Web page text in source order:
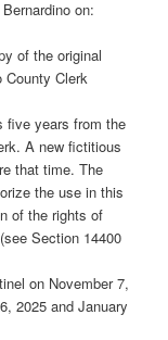
on:
of the original
Clerk
five years from the
A new fictitious
that time. The
the use in this
of the rights of
Section 14400
on November 7,
2025 and January